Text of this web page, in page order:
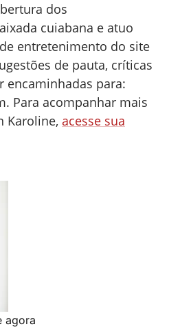
dos
cuiabana e atuo
entretenimento do site
de pauta, críticas
encaminhadas para:
. Para acompanhar mais
Karoline, acesse sua
agora